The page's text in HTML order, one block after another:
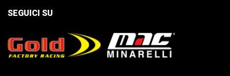
SEGUICI SU